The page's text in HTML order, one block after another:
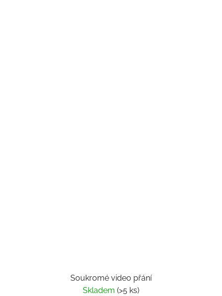
Soukromé video přání
Skladem (>5 ks)